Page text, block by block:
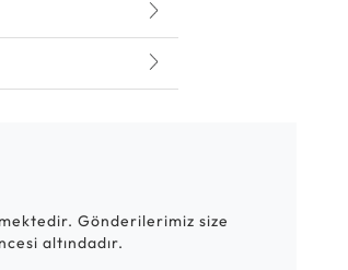
Gönderilerimiz size
altındadır.